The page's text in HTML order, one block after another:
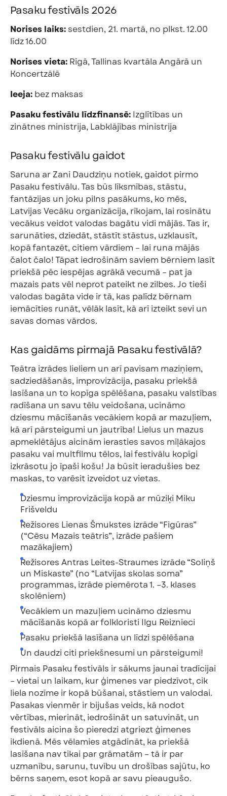
Pasaku festivāls 2026
Norises laiks: sestdien, 21. martā, no plkst. 12.00
līdz 16.00
Norises vieta: Rīgā, Tallinas kvartāla Angārā un
Koncertzālē
Ieeja: bez maksas
Pasaku festivālu līdzfinansē: Izglītības un
zinātnes ministrija, Labklājības ministrija
Pasaku festivālu gaidot
Saruna ar Zani Daudziņu notiek, gaidot pirmo
Pasaku festivālu. Tas būs līksmības, stāstu,
fantāzijas un joku pilns pasākums, ko mēs,
Latvijas Vecāku organizācija, rīkojam, lai rosinātu
vecākus veidot valodas bagātu vidi mājās. Tas ir,
sarunāties, dziedāt, stāstīt stāstus, uzklausīt,
kopā fantazēt, citiem vārdiem – lai runa mājās
čalot čalo! Tāpat iedrošinām saviem bērniem lasīt
priekšā pēc iespējas agrākā vecumā – pat ja
mazais pats vēl neprot pateikt ne zilbes. Jo tieši
valodas bagāta vide ir tā, kas palīdz bērnam
iemācīties runāt, vēlāk lasīt, kā arī izteikt sevi un
savas domas vārdos.
Kas gaidāms pirmajā Pasaku festivālā?
Teātra izrādes lieliem un arī pavisam maziņiem,
sadziedāšanās, improvizācija, pasaku priekšā
lasīšana un to kopīga spēlēšana, pasaku valstības
radīšana un savu tēlu veidošana, ucināmo
dziesmu mācīšanās vecākiem kopā ar mazuļiem,
kā arī pārsteigumi un jautrība! Lielus un mazus
apmeklētājus aicinām ierasties savos mīļākajos
pasaku vai multfilmu tēlos, lai festivālu kopīgi
izkrāsotu jo īpaši košu! Ja būsit ieradušies bez
maskas, to varēsit izveidot uz vietas.
Dziesmu improvizācija kopā ar mūziķi Miku
Frišveldu
Režisores Lienas Šmukstes izrāde “Figūras”
(“Cēsu Mazais teātris”, izrāde pašiem
mazākajiem)
Režisores Antras Leites-Straumes izrāde “Soliņš
un Miskaste” (no “Latvijas skolas soma”
programmas, izrāde piemērota 1. –3. klases
skolēniem)
Vecākiem un mazuļiem ucināmo dziesmu
mācīšanās kopā ar folkloristi Ilgu Reiznieci
Pasaku priekšā lasīšana un līdzi spēlēšana
Un daudzi citi priekšnesumi un pārsteigumi!
Pirmais Pasaku festivāls ir sākums jaunai tradīcijai
– vietai un laikam, kur ģimenes var piedzīvot, cik
liela nozīme ir kopā būšanai, stāstiem un valodai.
Pasakas vienmēr ir bijušas veids, kā nodot
vērtības, mierināt, iedrošināt un satuvināt, un
festivāls aicina šo pieredzi atgriezt ģimenes
ikdienā. Mēs vēlamies atgādināt, ka priekšā
lasīšana nav tikai par grāmatām – tā ir par
uzmanību, sarunu, tuvību un drošības sajūtu, ko
bērns saņem, esot kopā ar savu pieaugušo.